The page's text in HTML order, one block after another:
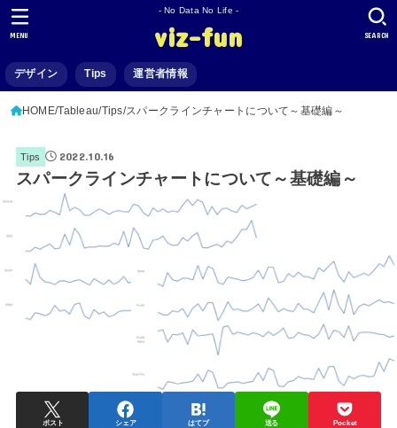
- No Data No Life -
viz-fun
デザイン Tips 運営者情報
SEARCH
MENU
HOME Tableau Tips スパークラインチャートについて～基礎編～
Tips 2022.10.16
スパークラインチャートについて～基礎編～
ポスト シェア はてブ 送る Pocket